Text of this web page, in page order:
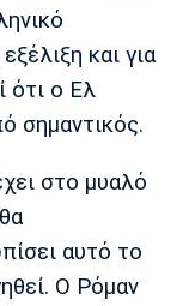
Μπάγερν
Μαρσέιγ
και για
ότι ο Ελ
σημαντικός.
στο μυαλό
αυτό το
Ο Ρόμαν